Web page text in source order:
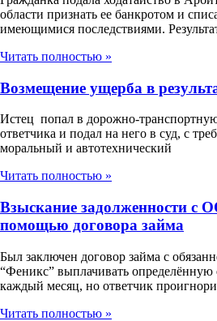
области признать ее банкротом и
имеющимися последствиями.
Читать полностью »
Возмещение ущерба в
Истец попал в дорожно-
ответчика и подал на него в суд, с
моральный и автотехнический
Читать полностью »
Взыскание задолженности с
помощью договора займа
Был заключен договор займа с
“Феникс” выплачивать
каждый месяц, но ответчик
Читать полностью »